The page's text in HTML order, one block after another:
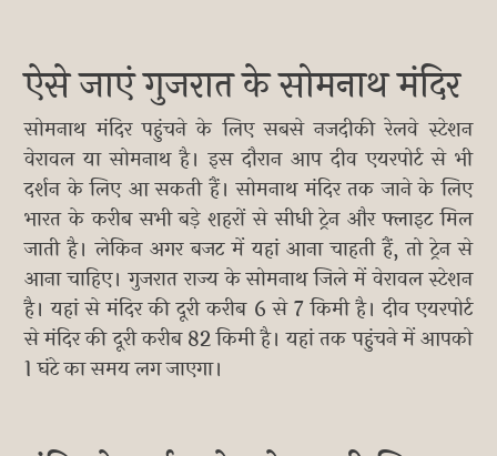
ऐसे जाएं गुजरात के सोमनाथ मंदिर
सोमनाथ मंदिर पहुंचने के लिए सबसे नजदीकी रेलवे स्टेशन
वेरावल या सोमनाथ है। इस दौरान आप दीव एयरपोर्ट से भी
दर्शन के लिए आ सकती हैं। सोमनाथ मंदिर तक जाने के लिए
भारत के करीब सभी बड़े शहरों से सीधी ट्रेन और फ्लाइट मिल
जाती है। लेकिन अगर बजट में यहां आना चाहती हैं, तो ट्रेन से
आना चाहिए। गुजरात राज्य के सोमनाथ जिले में वेरावल स्टेशन
है। यहां से मंदिर की दूरी करीब 6 से 7 किमी है। दीव एयरपोर्ट
से मंदिर की दूरी करीब 82 किमी है। यहां तक पहुंचने में आपको
1 घंटे का समय लग जाएगा।